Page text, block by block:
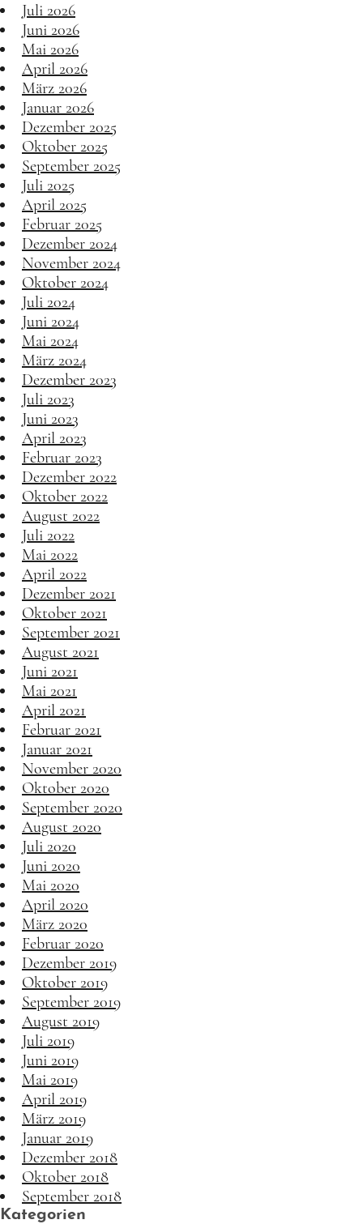
Juli 2026
Juni 2026
Mai 2026
April 2026
März 2026
Januar 2026
Dezember 2025
Oktober 2025
September 2025
Juli 2025
April 2025
Februar 2025
Dezember 2024
November 2024
Oktober 2024
Juli 2024
Juni 2024
Mai 2024
März 2024
Dezember 2023
Juli 2023
Juni 2023
April 2023
Februar 2023
Dezember 2022
Oktober 2022
August 2022
Juli 2022
Mai 2022
April 2022
Dezember 2021
Oktober 2021
September 2021
August 2021
Juni 2021
Mai 2021
April 2021
Februar 2021
Januar 2021
November 2020
Oktober 2020
September 2020
August 2020
Juli 2020
Juni 2020
Mai 2020
April 2020
März 2020
Februar 2020
Dezember 2019
Oktober 2019
September 2019
August 2019
Juli 2019
Juni 2019
Mai 2019
April 2019
März 2019
Januar 2019
Dezember 2018
Oktober 2018
September 2018
Kategorien